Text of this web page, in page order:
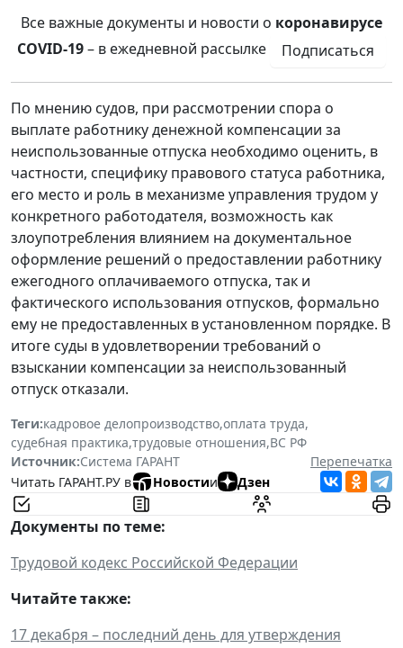
Все важные документы и новости о коронавирусе
COVID-19– в ежедневной рассылке Подписаться
По мнению судов, при рассмотрении спора о
выплате работнику денежной компенсации за
неиспользованные отпуска необходимо оценить, в
частности, специфику правового статуса работника,
его место и роль в механизме управления трудом у
конкретного работодателя, возможность как
злоупотребления влиянием на документальное
оформление решений о предоставлении работнику
ежегодного оплачиваемого отпуска, так и
фактического использования отпусков, формально
ему не предоставленных в установленном порядке. В
итоге суды в удовлетворении требований о
взыскании компенсации за неиспользованный
отпуск отказали.
Теги:кадровое делопроизводство,оплата труда,
судебная практика,трудовые отношения,ВС РФ
Источник:Система ГАРАНТ
Перепечатка
Читать ГАРАНТ.РУ в
Новостии Дзен
Документы по теме:
Трудовой кодекс Российской Федерации
Читайте также:
17 декабря – последний день для утверждения